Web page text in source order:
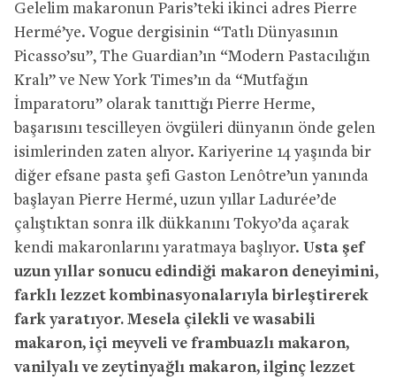
Gelelim makaronun Paris’teki ikinci adres Pierre
Hermé’ye. Vogue dergisinin “Tatlı Dünyasının
Picasso’su”, The Guardian’ın “Modern Pastacılığın
Kralı” ve New York Times’ın da “Mutfağın
İmparatoru” olarak tanıttığı Pierre Herme,
başarısını tescilleyen övgüleri dünyanın önde gelen
isimlerinden zaten alıyor. Kariyerine 14 yaşında bir
diğer efsane pasta şefi Gaston Lenôtre’un yanında
başlayan Pierre Hermé, uzun yıllar Ladurée’de
çalıştıktan sonra ilk dükkanını Tokyo’da açarak
kendi makaronlarını yaratmaya başlıyor. Usta şef
uzun yıllar sonucu edindiği makaron deneyimini,
farklı lezzet kombinasyonalarıyla birleştirerek
fark yaratıyor. Mesela çilekli ve wasabili
makaron, içi meyveli ve frambuazlı makaron,
vanilyalı ve zeytinyağlı makaron, ilginç lezzet